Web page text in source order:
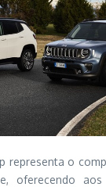
representa o
oferecendo